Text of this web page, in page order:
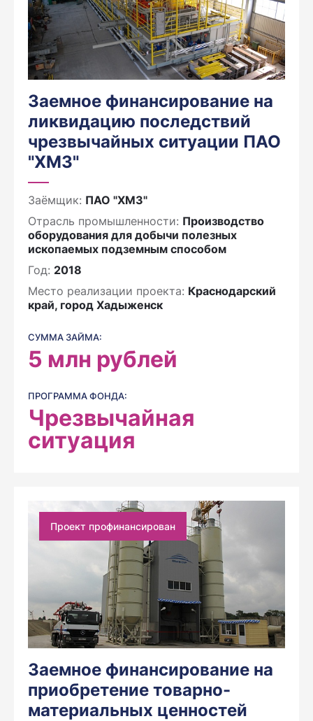
Заемное финансирование на
ликвидацию последствий
чрезвычайных ситуации ПАО
"ХМЗ"
Заёмщик: ПАО "ХМЗ"
Отрасль промышленности: Производство
оборудования для добычи полезных
ископаемых подземным способом
Год: 2018
Место реализации проекта: Краснодарский
край, город Хадыженск
СУММА ЗАЙМА:
5 млн рублей
ПРОГРАММА ФОНДА:
Чрезвычайная
ситуация
Проект профинансирован
Заемное финансирование на
приобретение товарно-
материальных ценностей